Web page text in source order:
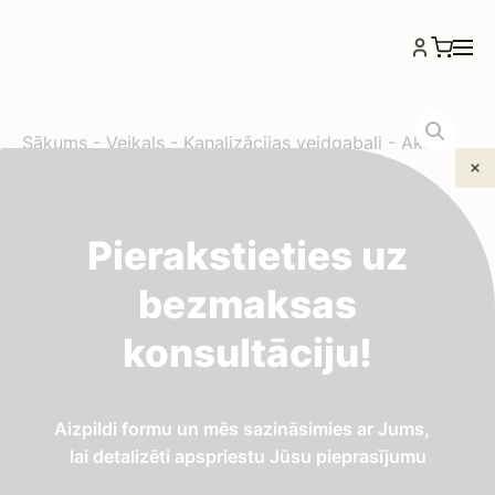
Sākums-Veikals-Kanalizācijas veidgabali - Akas
Akas vāks/315mm/slodze
1,5t plastmasas/melns
Plastmasas akas vāks (Ø315 mm, slodze 1,5 t, melns)
— viegla, korozijas izturīga vāka konstrukcija
skatakām un kanalizācijas sistēmām zonās ar vieglu
Pierakstieties uz
bezmaksas
konsultāciju!
Aizpildi formu un mēs sazināsimies ar Jums,
lai detalizēti apspriestu Jūsu pieprasījumu